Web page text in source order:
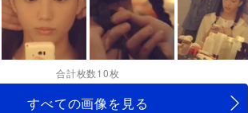
合計枚数10枚
すべての画像を見る